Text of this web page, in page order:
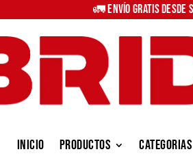
🚛 Envío Gratis
Inicio Productos Categorias